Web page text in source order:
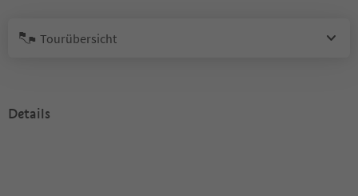
Tourübersicht
Details